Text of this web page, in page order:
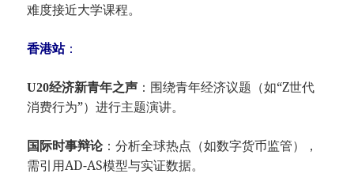
难度接近大学课程。
​香港站​​：
​U20经济新青年之声​ ​：围绕青年经济议题（如“Z世代
消费行为”）进行主题演讲。
​国际时事辩论​​：分析全球热点（如数字货币监管），
需引用AD-AS模型与实证数据。